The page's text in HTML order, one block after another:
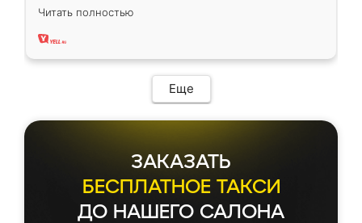
вполне довольна. Служит кухня уже почти
два года, нареканий нет.
Читать полностью
Еще
ЗАКАЗАТЬ
БЕСПЛАТНОЕ ТАКСИ
ДО НАШЕГО САЛОНА